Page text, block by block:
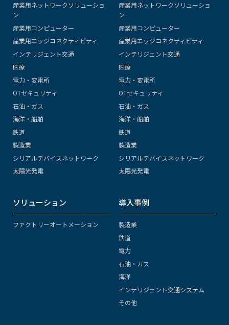
産業用ネットワークソリューショ
ン
産業用コンピューター
産業用エッジコネクティビティ
インテリジェント交通
医療
電力・変電所
OTセキュリティ
石油・ガス
海洋・船舶
鉄道
製造業
シリアルデバイスネットワーク
太陽光発電
産業用ネットワークソリューショ
ン
産業用コンピューター
産業用エッジコネクティビティ
インテリジェント交通
医療
電力・変電所
OTセキュリティ
石油・ガス
海洋・船舶
鉄道
製造業
シリアルデバイスネットワーク
太陽光発電
ソリューション
ファクトリーオートメーション
導入事例
製造業
鉄道
電力
石油・ガス
海洋
インテリジェント交通システム
その他